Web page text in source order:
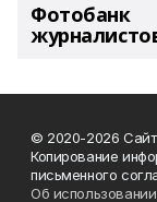
Фотобанк
© 2020-2026 Сайт
Копирование
письменного
Об